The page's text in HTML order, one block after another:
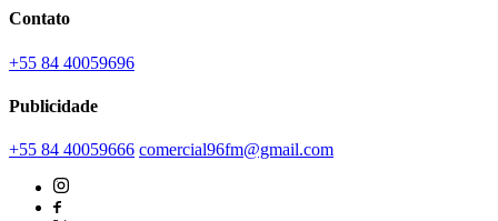
Contato
+55 84 40059696
Publicidade
+55 84 40059666 comercial96fm@gmail.com